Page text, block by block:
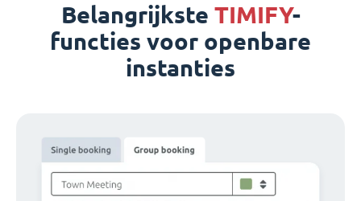
Belangrijkste TIMIFY-
functies voor openbare
instanties